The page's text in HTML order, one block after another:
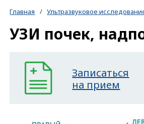
Главная / Ультразвуковое
УЗИ почек,
Записаться
на прием